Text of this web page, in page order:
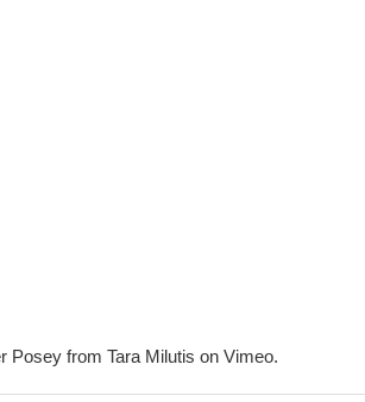
Posey from Tara Milutis on Vimeo.